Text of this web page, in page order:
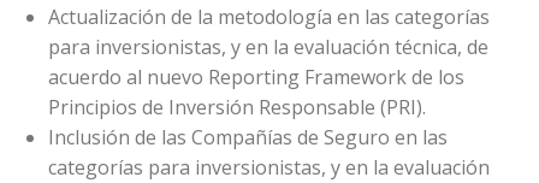
Actualización de la metodología en las categorías
para inversionistas, y en la evaluación técnica, de
acuerdo al nuevo Reporting Framework de los
Principios de Inversión Responsable (PRI).
Inclusión de las Compañías de Seguro en las
categorías para inversionistas, y en la evaluación